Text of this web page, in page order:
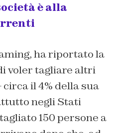
è alla
ha riportato la
voler tagliare altri
il 4% della sua
negli Stati
150 persone a